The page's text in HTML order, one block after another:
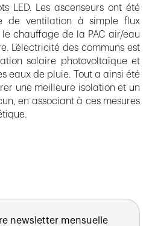
LED. Les ascenseurs ont été
de ventilation à simple flux
chauffage de la PAC air/eau
L’électricité des communs est
solaire photovoltaïque et
eaux de pluie. Tout a ainsi été
une meilleure isolation et un
en associant à ces mesures
newsletter mensuelle